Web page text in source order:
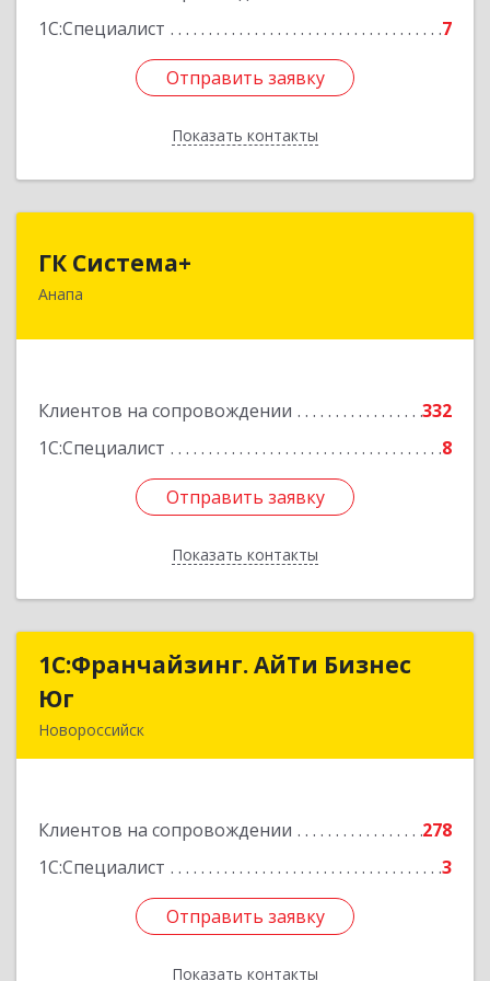
1С:Специалист
7
Отправить заявку
Показать контакты
Отправить заявку
Назад
ГК Система+
Анапа
Клиентов на сопровождении
332
1С:Специалист
8
Отправить заявку
Показать контакты
353450, Краснодарский край, Анапский р-н,
Подробнее
Отправить заявку
Назад
1С:Франчайзинг. АйТи Бизнес
Юг
Новороссийск
Клиентов на сопровождении
278
1С:Специалист
3
Отправить заявку
Показать контакты
1С:Франчайзинг. АйТи Бизнес
Подробнее
Отправить заявку
Назад